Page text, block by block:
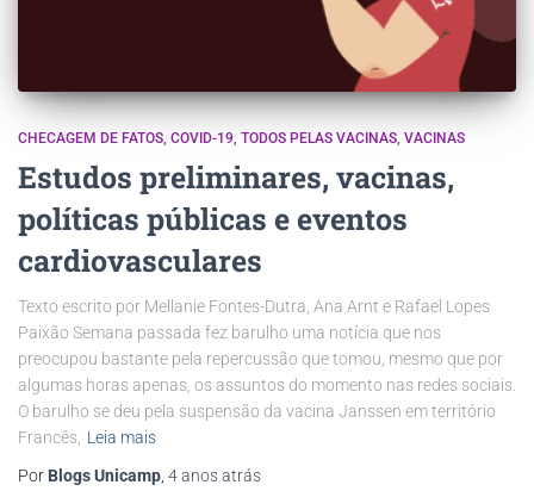
CHECAGEM DE FATOS COVID-19 TODOS PELAS VACINAS VACINAS
Estudos preliminares, vacinas,
políticas públicas e eventos
cardiovasculares
Texto escrito por Mellanie Fontes-Dutra, Ana Arnt e Rafael Lopes
Paixão Semana passada fez barulho uma notícia que nos
preocupou bastante pela repercussão que tomou, mesmo que por
algumas horas apenas, os assuntos do momento nas redes sociais.
O barulho se deu pela suspensão da vacina Janssen em território
Francês, Leia mais
Por Blogs Unicamp 4 anosatrás